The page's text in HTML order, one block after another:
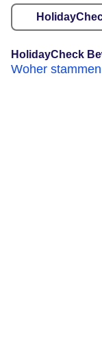
HolidayCheck
Woher